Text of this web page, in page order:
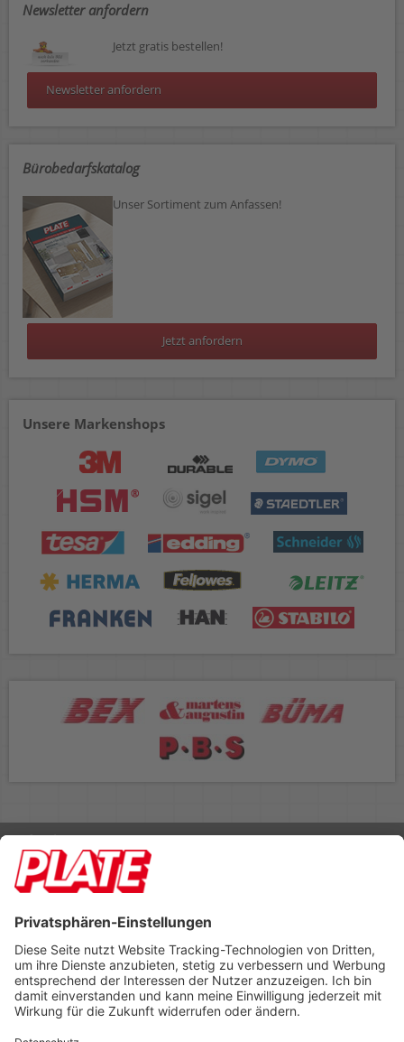
Newsletter anfordern
Jetzt gratis bestellen!
Newsletter anfordern
Bürobedarfskatalog
Unser Sortiment zum Anfassen!
Jetzt anfordern
Unsere Markenshops
Rufen Sie uns an 04298 401-0
Lieferbedingungen Impressum
Footer anzeigen
PLATE Büromaterial Vertriebs GmbH
Hilligenwarf 5